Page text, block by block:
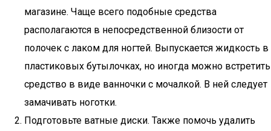
магазине. Чаще всего подобные средства
располагаются в непосредственной близости от
полочек с лаком для ногтей. Выпускается жидкость в
пластиковых бутылочках, но иногда можно встретить
средство в виде ванночки с мочалкой. В ней следует
замачивать ноготки.
Подготовьте ватные диски. Также помочь удалить